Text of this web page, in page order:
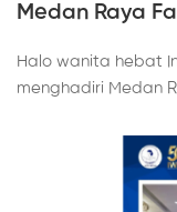
Medan Raya
Halo wanita hebat
menghadiri Medan